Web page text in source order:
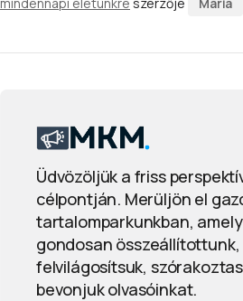
Üdvözöljük a friss
célpontján. Merüljön el
tartalomparkunkban,
gondosan
felvilágosítsuk,
bevonjuk olvasóinkat.